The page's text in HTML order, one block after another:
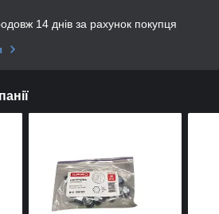
14 днів за рахунок покупця